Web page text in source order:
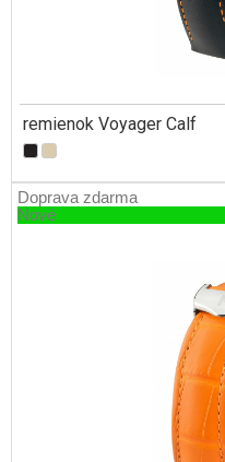
remienok Voyager Calf
Doprava zdarma
Nové